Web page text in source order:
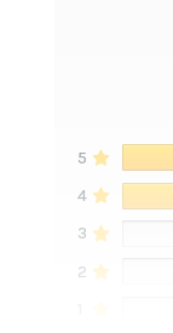
5
4
3
2